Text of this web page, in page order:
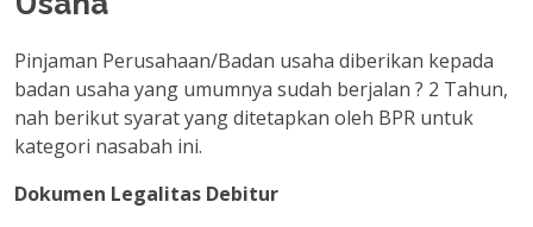
Pinjaman Perusahaan/Badan usaha diberikan kepada
badan usaha yang umumnya sudah berjalan ? 2 Tahun,
nah berikut syarat yang ditetapkan oleh BPR untuk
kategori nasabah ini.
Dokumen Legalitas Debitur